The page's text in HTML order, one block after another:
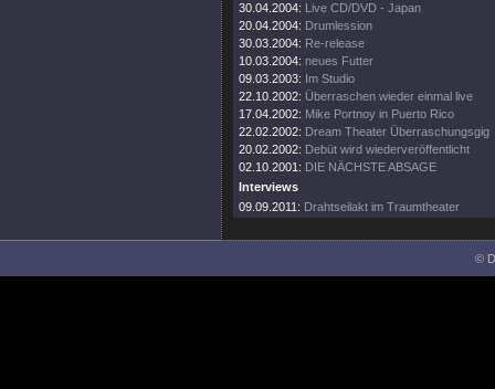
30.04.2004: Live CD/DVD - Japan
20.04.2004: Drumlession
30.03.2004: Re-release
10.03.2004: neues Futter
09.03.2003: Im Studio
22.10.2002: Überraschen wieder einmal live
17.04.2002: Mike Portnoy in Puerto Rico
22.02.2002: Dream Theater Überraschungsgig
20.02.2002: Debüt wird wiederveröffentlicht
02.10.2001: DIE NÄCHSTE ABSAGE
Interviews
09.09.2011: Drahtseilakt im Traumtheater
©